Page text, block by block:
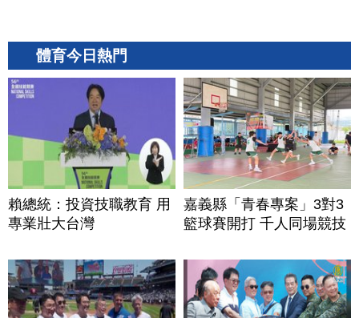
體育今日熱門
賴總統：投資技職教育 用
專業壯大台灣
嘉義縣「青春專案」3對3
籃球賽開打 千人同場競技